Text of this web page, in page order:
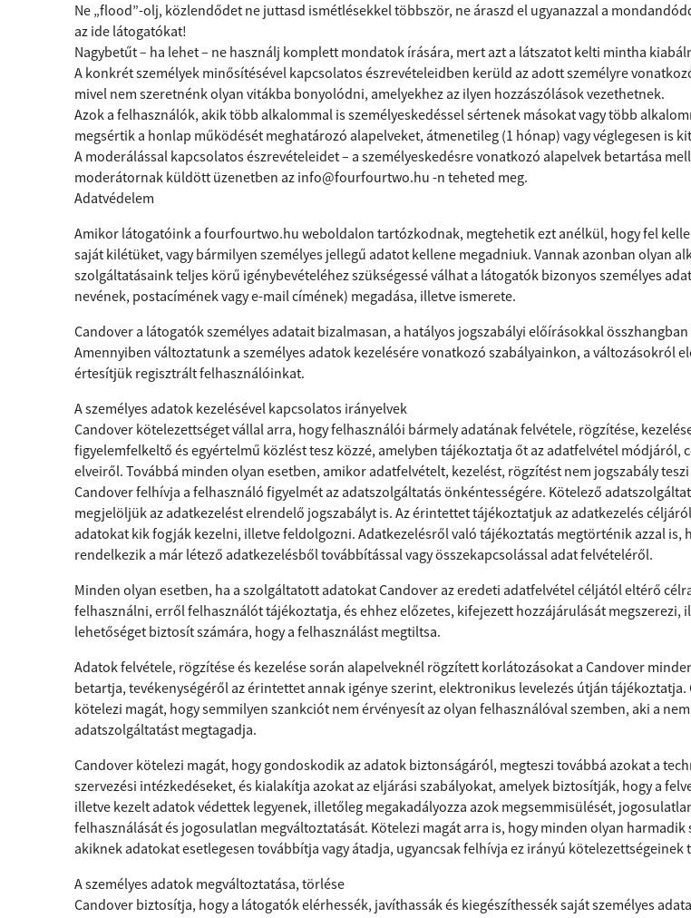
Ne „flood”-olj, közlendődet ne juttasd ismétlésekkel többször, ne áraszd el ugyanazzal a
az ide látogatókat!
Nagybetűt – ha lehet – ne használj komplett mondatok írására, mert azt a látszatot kelti mintha
A konkrét személyek minősítésével kapcsolatos észrevételeidben kerüld az adott személyre
mivel nem szeretnénk olyan vitákba bonyolódni, amelyekhez az ilyen hozzászólások vezethetnek.
Azok a felhasználók, akik több alkalommal is személyeskedéssel sértenek másokat vagy több
megsértik a honlap működését meghatározó alapelveket, átmenetileg (1 hónap) vagy véglegesen is
A moderálással kapcsolatos észrevételeidet – a személyeskedésre vonatkozó alapelvek betartása
moderátornak küldött üzenetben az info@fourfourtwo.hu -n teheted meg.
Adatvédelem
Amikor látogatóink a fourfourtwo.hu weboldalon tartózkodnak, megtehetik ezt anélkül, hogy fel
saját kilétüket, vagy bármilyen személyes jellegű adatot kellene megadniuk. Vannak azonban olyan
szolgáltatásaink teljes körű igénybevételéhez szükségessé válhat a látogatók bizonyos személyes
nevének, postacímének vagy e-mail címének) megadása, illetve ismerete.
Candover a látogatók személyes adatait bizalmasan, a hatályos jogszabályi előírásokkal összhangban
Amennyiben változtatunk a személyes adatok kezelésére vonatkozó szabályainkon, a változásokról
értesítjük regisztrált felhasználóinkat.
A személyes adatok kezelésével kapcsolatos irányelvek
Candover kötelezettséget vállal arra, hogy felhasználói bármely adatának felvétele, rögzítése,
figyelemfelkeltő és egyértelmű közlést tesz közzé, amelyben tájékoztatja őt az adatfelvétel módjáról,
elveiről. Továbbá minden olyan esetben, amikor adatfelvételt, kezelést, rögzítést nem jogszabály
Candover felhívja a felhasználó figyelmét az adatszolgáltatás önkéntességére. Kötelező
megjelöljük az adatkezelést elrendelő jogszabályt is. Az érintettet tájékoztatjuk az adatkezelés
adatokat kik fogják kezelni, illetve feldolgozni. Adatkezelésről való tájékoztatás megtörténik azzal is,
rendelkezik a már létező adatkezelésből továbbítással vagy összekapcsolással adat felvételéről.
Minden olyan esetben, ha a szolgáltatott adatokat Candover az eredeti adatfelvétel céljától eltérő
felhasználni, erről felhasználót tájékoztatja, és ehhez előzetes, kifejezett hozzájárulását megszerezi,
lehetőséget biztosít számára, hogy a felhasználást megtiltsa.
Adatok felvétele, rögzítése és kezelése során alapelveknél rögzített korlátozásokat a Candover
betartja, tevékenységéről az érintettet annak igénye szerint, elektronikus levelezés útján tájékoztatja.
kötelezi magát, hogy semmilyen szankciót nem érvényesít az olyan felhasználóval szemben, aki a
adatszolgáltatást megtagadja.
Candover kötelezi magát, hogy gondoskodik az adatok biztonságáról, megteszi továbbá azokat a
szervezési intézkedéseket, és kialakítja azokat az eljárási szabályokat, amelyek biztosítják, hogy a
illetve kezelt adatok védettek legyenek, illetőleg megakadályozza azok megsemmisülését,
felhasználását és jogosulatlan megváltoztatását. Kötelezi magát arra is, hogy minden olyan harmadik
akiknek adatokat esetlegesen továbbítja vagy átadja, ugyancsak felhívja ez irányú kötelezettségeinek
A személyes adatok megváltoztatása, törlése
Candover biztosítja, hogy a látogatók elérhessék, javíthassák és kiegészíthessék saját személyes